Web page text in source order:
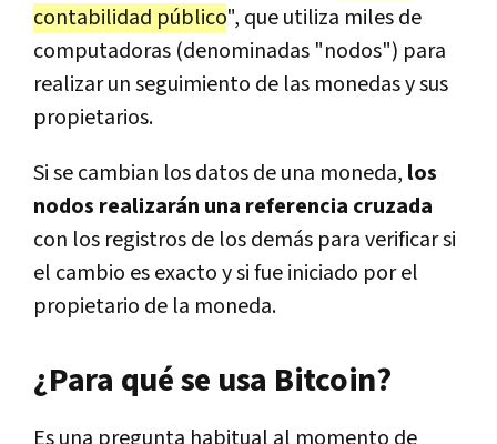
contabilidad público", que utiliza miles de
computadoras (denominadas "nodos") para
realizar un seguimiento de las monedas y sus
propietarios.
Si se cambian los datos de una moneda, los
nodos realizarán una referencia cruzada
con los registros de los demás para verificar si
el cambio es exacto y si fue iniciado por el
propietario de la moneda.
¿Para qué se usa Bitcoin?